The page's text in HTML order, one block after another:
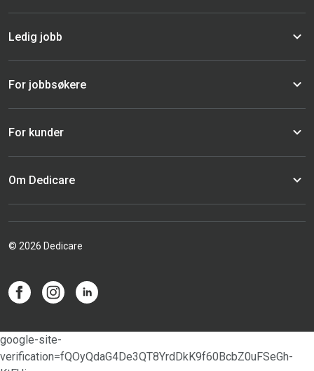
Ledig jobb
For jobbsøkere
For kunder
Om Dedicare
© 2026 Dedicare
google-site-
verification=fQOyQdaG4De3QT8YrdDkK9f60BcbZ0uFSeGh-